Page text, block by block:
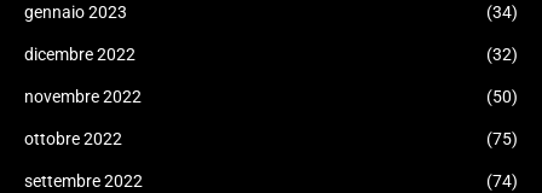
gennaio 2023 (34)
dicembre 2022 (32)
novembre 2022 (50)
ottobre 2022 (75)
settembre 2022 (74)